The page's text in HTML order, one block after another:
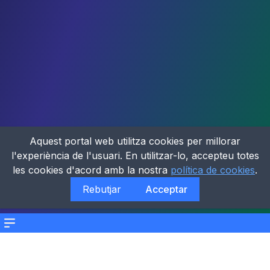
Menu
Aquest portal web utilitza cookies per millorar
l'experiència de l'usuari. En utilitzar-lo, accepteu totes
les cookies d'acord amb la nostra política de cookies.
Rebutjar
Acceptar